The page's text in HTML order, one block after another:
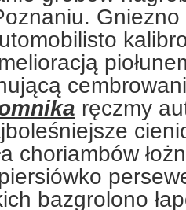
Gniezno
ręczmy
choriambów
bazgrolono